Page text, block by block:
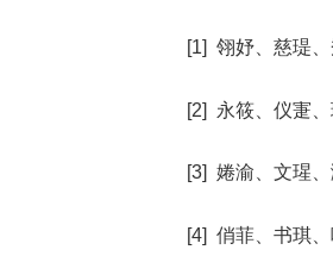
[1] 翎妤、慈瑅
[2] 永筱、仪寁
[3] 婘渝、文瑆
[4] 俏菲、书琪